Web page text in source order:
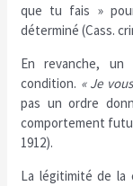
que tu fais »
déterminé (Cass.
En revanche, un
condition. « Je
pas un ordre
comportement
1912).
La légitimité de la